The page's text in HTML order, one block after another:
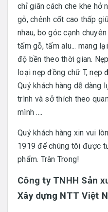
chỉ giãn cách che khe hở
gỗ, chênh cốt cao thấp
nhau, bo góc cạnh
tấm gỗ, tấm alu... mang
độ bền theo thời gian.
loại nẹp đồng chữ T, nẹp
Quý khách hàng dễ dàng
trình và sở thích theo
mình ....
Quý khách hàng xin vui
1919 để chúng tôi được
phẩm. Trân Trong!
Công ty TNHH Sản
Xây dựng NTT Việt